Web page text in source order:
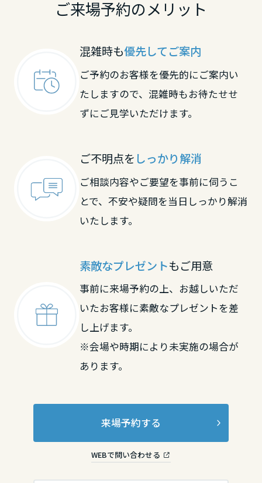
ご来場予約のメリット
混雑時も優先してご案内
ご予約のお客様を優先的にご案内い
たしますので、混雑時もお待たせせ
ずにご見学いただけます。
ご不明点を しっかり解消
ご相談内容やご要望を事前に伺うこ
とで、不安や疑問を当日しっかり解消
いたします。
素敵なプレゼントもご用意
事前に来場予約の上、お越しいただ
いたお客様に素敵なプレゼントを差
し上げます。
※会場や時期により未実施の場合が
あります。
来場予約する
WEBで問い合わせる
大阪府
島根県